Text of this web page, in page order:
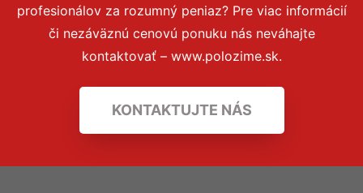
profesionálov za rozumný peniaz? Pre viac informácií
či nezáväznú cenovú ponuku nás neváhajte
kontaktovať – www.polozime.sk.
KONTAKTUJTE NÁS